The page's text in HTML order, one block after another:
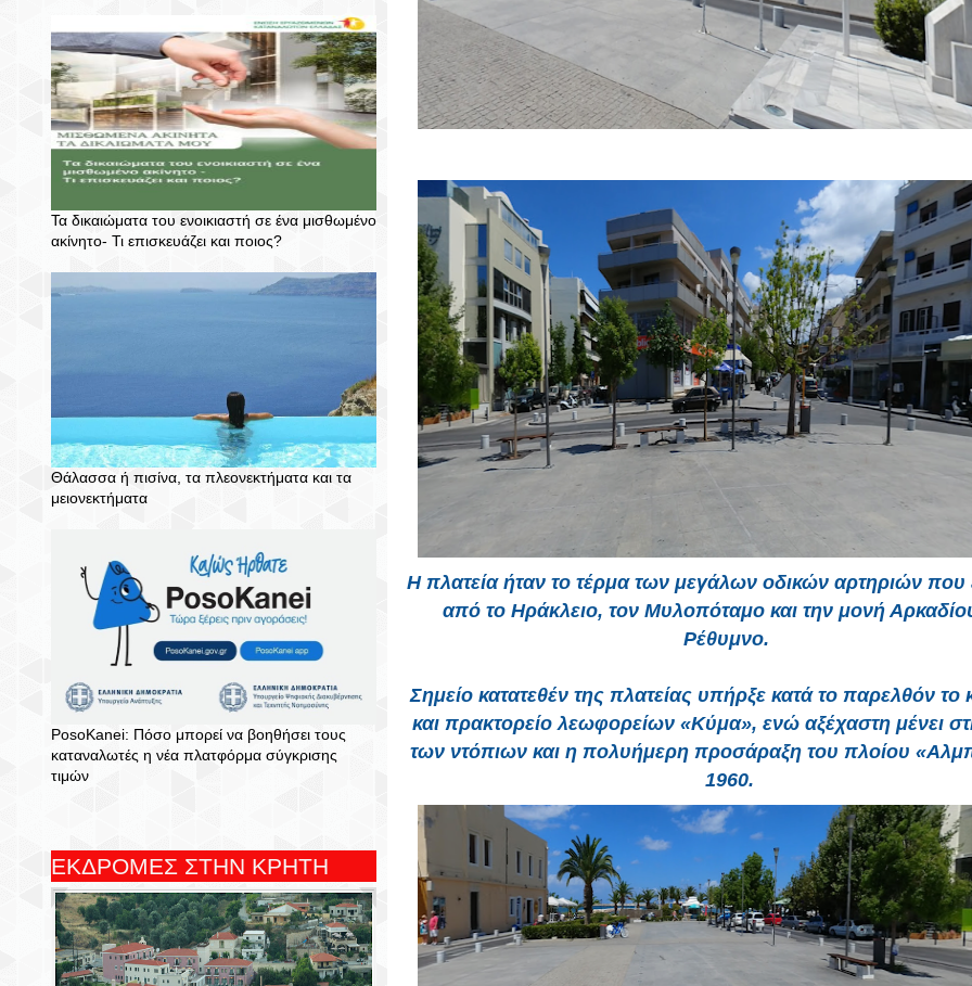
Τα δικαιώματα του ενοικιαστή σε ένα μισθωμένο
ακίνητο- Τι επισκευάζει και ποιος?
Θάλασσα ή πισίνα, τα πλεονεκτήματα και τα
μειονεκτήματα
PosoKanei: Πόσο μπορεί να βοηθήσει τους
καταναλωτές η νέα πλατφόρμα σύγκρισης
τιμών
ΕΚΔΡΟΜΕΣ ΣΤΗΝ ΚΡΗΤΗ
Η πλατεία ήταν το τέρμα των μεγάλων οδικών αρτηριών
από το Ηράκλειο, τον Μυλοπόταμο και την μονή
Ρέθυμνο.
Σημείο κατατεθέν της πλατείας υπήρξε κατά το παρελθόν το
και πρακτορείο λεωφορείων «Κύμα», ενώ αξέχαστη μένει
των ντόπιων και η πολυήμερη προσάραξη του πλοίου
1960.